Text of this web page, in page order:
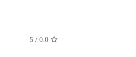
0.0
/ 5